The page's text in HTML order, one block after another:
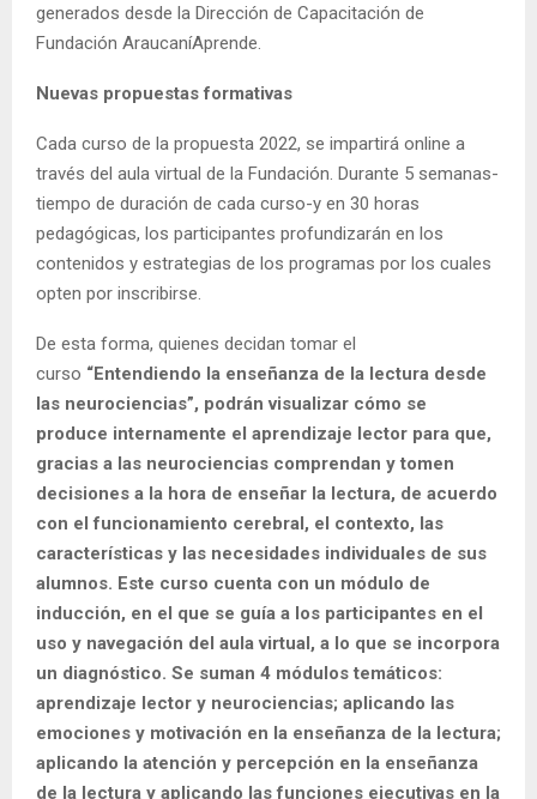
generados desde la Dirección de Capacitación de
Fundación AraucaníAprende.
Nuevas propuestas formativas
Cada curso de la propuesta 2022, se impartirá online a
través del aula virtual de la Fundación. Durante 5 semanas-
tiempo de duración de cada curso-y en 30 horas
pedagógicas, los participantes profundizarán en los
contenidos y estrategias de los programas por los cuales
opten por inscribirse.
De esta forma, quienes decidan tomar el
curso “Entendiendo la enseñanza de la lectura desde
las neurociencias”, podrán visualizar cómo se
produce internamente el aprendizaje lector para que,
gracias a las neurociencias comprendan y tomen
decisiones a la hora de enseñar la lectura, de acuerdo
con el funcionamiento cerebral, el contexto, las
características y las necesidades individuales de sus
alumnos. Este curso cuenta con un módulo de
inducción, en el que se guía a los participantes en el
uso y navegación del aula virtual, a lo que se incorpora
un diagnóstico. Se suman 4 módulos temáticos:
aprendizaje lector y neurociencias; aplicando las
emociones y motivación en la enseñanza de la lectura;
aplicando la atención y percepción en la enseñanza
de la lectura y aplicando las funciones ejecutivas en la